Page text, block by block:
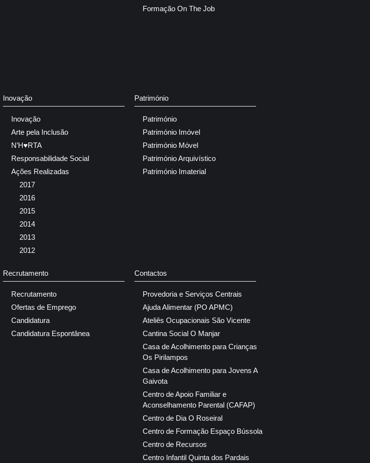
Formação On The Job
Inovação
Inovação
Arte pela Inclusão
N’H♥RTA
Responsabilidade Social
Ações Realizadas
2017
2016
2015
2014
2013
2012
Património
Património
Património Imóvel
Património Móvel
Património Arquivístico
Património Imaterial
Recrutamento
Recrutamento
Ofertas de Emprego
Candidatura
Candidatura Espontânea
Contactos
Provedoria e Serviços Centrais
Ajuda Alimentar (PO APMC)
Ateliês Ocupacionais São Vicente
Cantina Social O Manjar
Casa de Acolhimento para Crianças
Os Pirilampos
Casa de Acolhimento para Jovens A
Gaivota
Centro de Apoio Familiar e
Aconselhamento Parental (CAFAP)
Centro de Dia O Roseiral
Centro de Formação Espaço Bússola
Centro de Recursos
Centro Infantil Quinta dos Pardais